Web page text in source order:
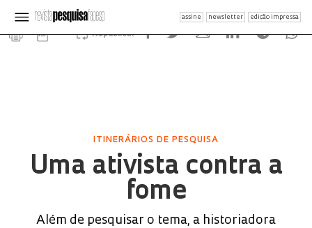
assine newsletter edição impressa
Republicar
ITINERÁRIOS DE PESQUISA
Uma ativista contra a
fome
Além de pesquisar o tema, a historiadora